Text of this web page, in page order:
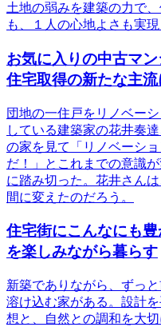
土地の弱みを建築の力で
も、１人の心地よさも実
お気に入りの中古マ
住宅取得の新たな主流
団地の一住戸をリノベー
している建築家の花井奏
の家を見て「リノベーシ
だ！」とこれまでの意識
に踏み切った。花井さん
間に変えたのだろう。
住宅街にこんなにも
を楽しみながら暮らす
新築でありながら、ずっ
溶け込む家がある。設計
想と、自然との調和を大